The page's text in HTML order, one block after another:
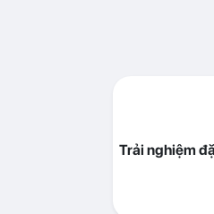
Trải nghiệm